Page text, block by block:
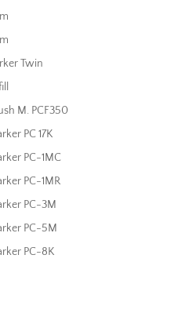
Twin
M. PCF350
PC 17K
PC-1MC
PC-1MR
PC-3M
PC-5M
PC-8K